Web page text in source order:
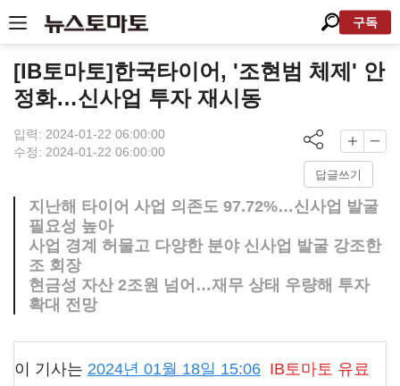
구독
[IB토마토]한국타이어, '조현범 체제' 안
정화…신사업 투자 재시동
입력: 2024-01-22 06:00:00
수정: 2024-01-22 06:00:00
답글쓰기
지난해 타이어 사업 의존도 97.72%…신사업 발굴
필요성 높아
사업 경계 허물고 다양한 분야 신사업 발굴 강조한
조 회장
현금성 자산 2조원 넘어…재무 상태 우량해 투자
확대 전망
이 기사는 2024년 01월 18일 15:06 IB토마토 유료